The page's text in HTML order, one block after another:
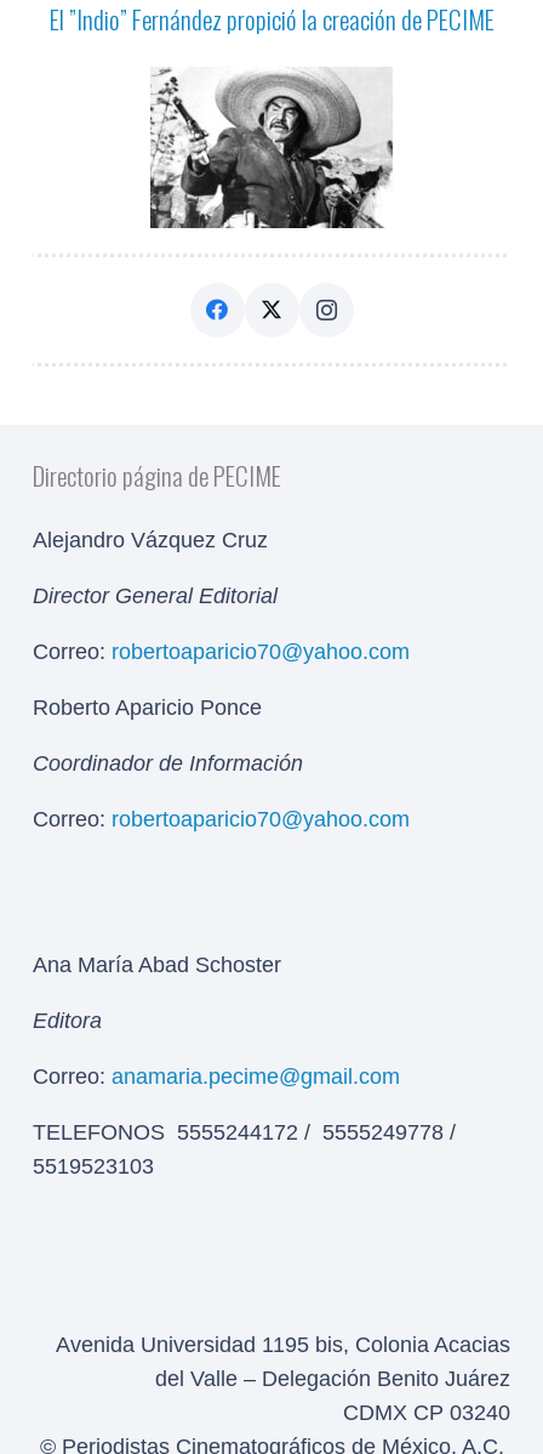
El ”Indio” Fernández propició la creación de PECIME
Directorio página de PECIME
Alejandro Vázquez Cruz
Director General Editorial
Correo: robertoaparicio70@yahoo.com
Roberto Aparicio Ponce
Coordinador de Información
Correo: robertoaparicio70@yahoo.com
Ana María Abad Schoster
Editora
Correo: anamaria.pecime@gmail.com
TELEFONOS 5555244172 / 5555249778 /
5519523103
Avenida Universidad 1195 bis, Colonia Acacias
del Valle – Delegación Benito Juárez
CDMX CP 03240
© Periodistas Cinematográficos de México, A.C.